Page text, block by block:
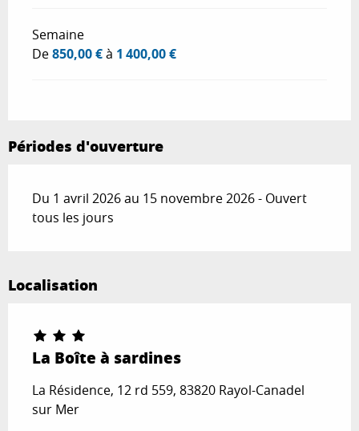
Semaine
De850,00 €à 1 400,00 €
Périodes d'ouverture
Du 1 avril 2026 au 15 novembre 2026 - Ouvert
tous les jours
Localisation
La Boîte à sardines
La Résidence, 12 rd 559, 83820 Rayol-Canadel
sur Mer